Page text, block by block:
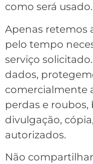
como será usado.
Apenas retemos
pelo tempo
serviço
dados,
comercialmente
perdas e roubos,
divulgação,
autorizados.
Não